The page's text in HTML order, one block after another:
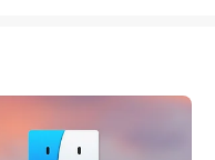
일 사
체결할
발하고
으로
있는 슬